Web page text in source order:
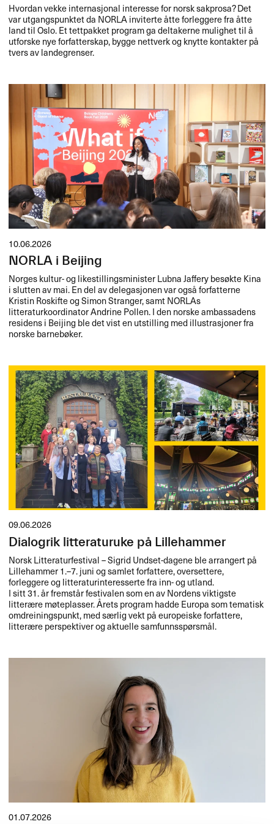
Hvordan vekke internasjonal interesse for norsk sakprosa? Det
var utgangspunktet da NORLAinviterte åtte forleggere fra åtte
land til Oslo. Et tettpakket program ga deltakerne mulighet til å
utforske nye forfatterskap, bygge nettverk og knytte kontakter på
tvers av landegrenser.
10.06.2026
NORLA i Beijing
Norges kultur- og likestillingsminister Lubna Jaffery besøkte Kina
i slutten av mai. En del av delegasjonen var også forfatterne
Kristin Roskifte og Simon Stranger, samt NORLAs
litteraturkoordinator Andrine Pollen. I den norske ambassadens
residens i Beijing ble det vist en utstilling med illustrasjoner fra
norske barnebøker.
09.06.2026
Dialogrik litteraturuke på Lillehammer
Norsk Litteraturfestival – Sigrid Undset-dagene ble arrangert på
Lillehammer 1.–7. juni og samlet forfattere, oversettere,
forleggere og litteraturinteresserte fra inn- og utland.
I sitt 31. år fremstår festivalen som en av Nordens viktigste
litterære møteplasser. Årets program hadde Europa som tematisk
omdreiningspunkt, med særlig vekt på europeiske forfattere,
litterære perspektiver og aktuelle samfunnsspørsmål.
01.07.2026